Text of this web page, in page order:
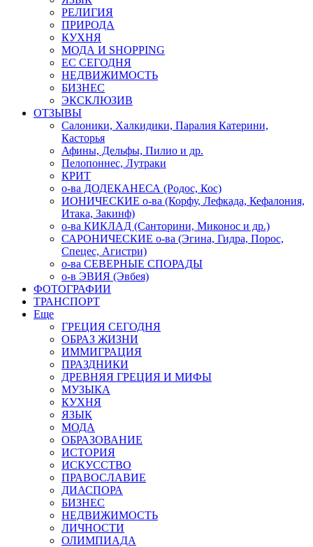
РЕЛИГИЯ
ПРИРОДА
КУХНЯ
МОДА И SHOPPING
ЕС СЕГОДНЯ
НЕДВИЖИМОСТЬ
БИЗНЕС
ЭКСКЛЮЗИВ
ОТЗЫВЫ
Салоники, Халкидики, Паралия Катерини,
Касторья
Афины, Дельфы, Пилио и др.
Пелопоннес, Лутраки
КРИТ
о-ва ДОДЕКАНЕСА (Родос, Кос)
ИОНИЧЕСКИЕ о-ва (Корфу, Лефкада, Кефалония,
Итака, Закинф)
о-ва КИКЛАД (Санторини, Миконос и др.)
САРОНИЧЕСКИЕ о-ва (Эгина, Гидра, Порос,
Спецес, Агистри)
о-ва СЕВЕРНЫЕ СПОРАДЫ
о-в ЭВИЯ (Эвбея)
ФОТОГРАФИИ
ТРАНСПОРТ
Еще
ГРЕЦИЯ СЕГОДНЯ
ОБРАЗ ЖИЗНИ
ИММИГРАЦИЯ
ПРАЗДНИКИ
ДРЕВНЯЯ ГРЕЦИЯ И МИФЫ
МУЗЫКА
КУХНЯ
ЯЗЫК
МОДА
ОБРАЗОВАНИЕ
ИСТОРИЯ
ИСКУССТВО
ПРАВОСЛАВИЕ
ДИАСПОРА
БИЗНЕС
НЕДВИЖИМОСТЬ
ЛИЧНОСТИ
ОЛИМПИАДА